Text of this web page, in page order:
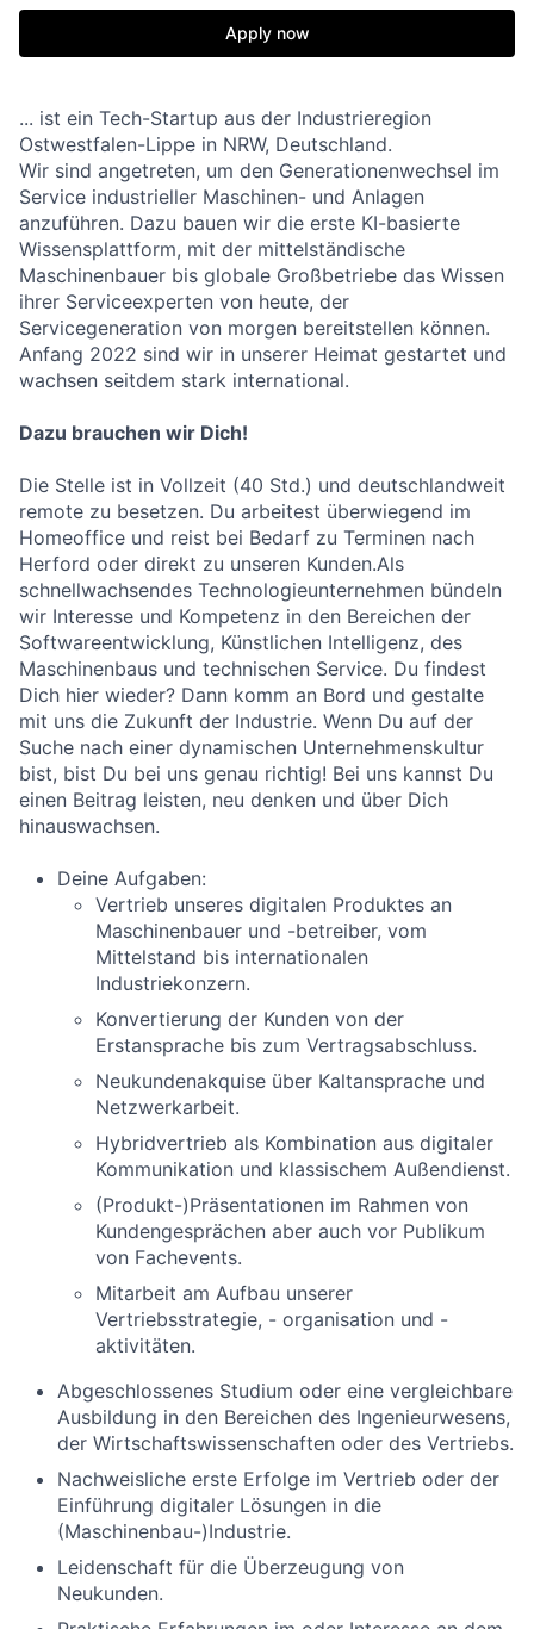
Apply now
... ist ein Tech-Startup aus der Industrieregion
Ostwestfalen-Lippe in NRW, Deutschland.
Wir sind angetreten, um den Generationenwechsel im
Service industrieller Maschinen- und Anlagen
anzuführen. Dazu bauen wir die erste KI-basierte
Wissensplattform, mit der mittelständische
Maschinenbauer bis globale Großbetriebe das Wissen
ihrer Serviceexperten von heute, der
Servicegeneration von morgen bereitstellen können.
Anfang 2022 sind wir in unserer Heimat gestartet und
wachsen seitdem stark international.
Dazu brauchen wir Dich!
Die Stelle ist in Vollzeit (40 Std.) und deutschlandweit
remote zu besetzen. Du arbeitest überwiegend im
Homeoffice und reist bei Bedarf zu Terminen nach
Herford oder direkt zu unseren Kunden.Als
schnellwachsendes Technologieunternehmen bündeln
wir Interesse und Kompetenz in den Bereichen der
Softwareentwicklung, Künstlichen Intelligenz, des
Maschinenbaus und technischen Service. Du findest
Dich hier wieder? Dann komm an Bord und gestalte
mit uns die Zukunft der Industrie. Wenn Du auf der
Suche nach einer dynamischen Unternehmenskultur
bist, bist Du bei uns genau richtig! Bei uns kannst Du
einen Beitrag leisten, neu denken und über Dich
hinauswachsen.
Deine Aufgaben:
Vertrieb unseres digitalen Produktes an
Maschinenbauer und -betreiber, vom
Mittelstand bis internationalen
Industriekonzern.
Konvertierung der Kunden von der
Erstansprache bis zum Vertragsabschluss.
Neukundenakquise über Kaltansprache und
Netzwerkarbeit.
Hybridvertrieb als Kombination aus digitaler
Kommunikation und klassischem Außendienst.
(Produkt-)Präsentationen im Rahmen von
Kundengesprächen aber auch vor Publikum
von Fachevents.
Mitarbeit am Aufbau unserer
Vertriebsstrategie, - organisation und -
aktivitäten.
Abgeschlossenes Studium oder eine vergleichbare
Ausbildung in den Bereichen des Ingenieurwesens,
der Wirtschaftswissenschaften oder des Vertriebs.
Nachweisliche erste Erfolge im Vertrieb oder der
Einführung digitaler Lösungen in die
(Maschinenbau-)Industrie.
Leidenschaft für die Überzeugung von
Neukunden.